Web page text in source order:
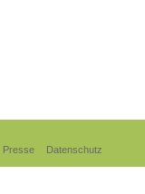
Presse Datenschutz